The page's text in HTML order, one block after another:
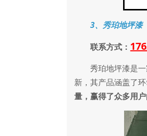
3、秀珀地坪漆
联系方式：
秀珀地坪漆是一
新，其产品涵盖了
量，赢得了众多用户